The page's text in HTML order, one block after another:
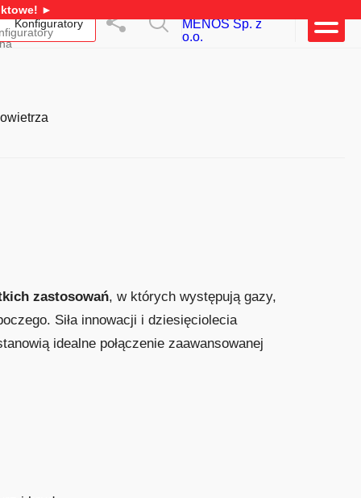
►
Otwórz
menu
główne
Konfiguratory
Otwórz
menu
udostępniania
wyszukiwarkę
zastosowań, w których występują gazy,
Siła innowacji i dziesięciolecia
idealne połączenie zaawansowanej